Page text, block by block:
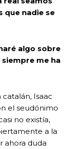
que nadie se
algo sobre
me ha
Isaac
el seudónimo
no existía,
a la
ahora duda